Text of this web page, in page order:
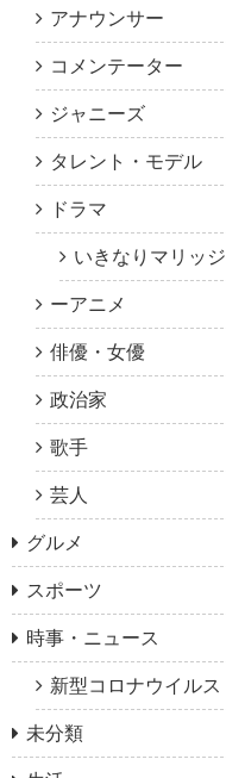
アナウンサー
コメンテーター
ジャニーズ
タレント・モデル
ドラマ
いきなりマリッジ
ーアニメ
俳優・女優
政治家
歌手
芸人
グルメ
スポーツ
時事・ニュース
新型コロナウイルス
未分類